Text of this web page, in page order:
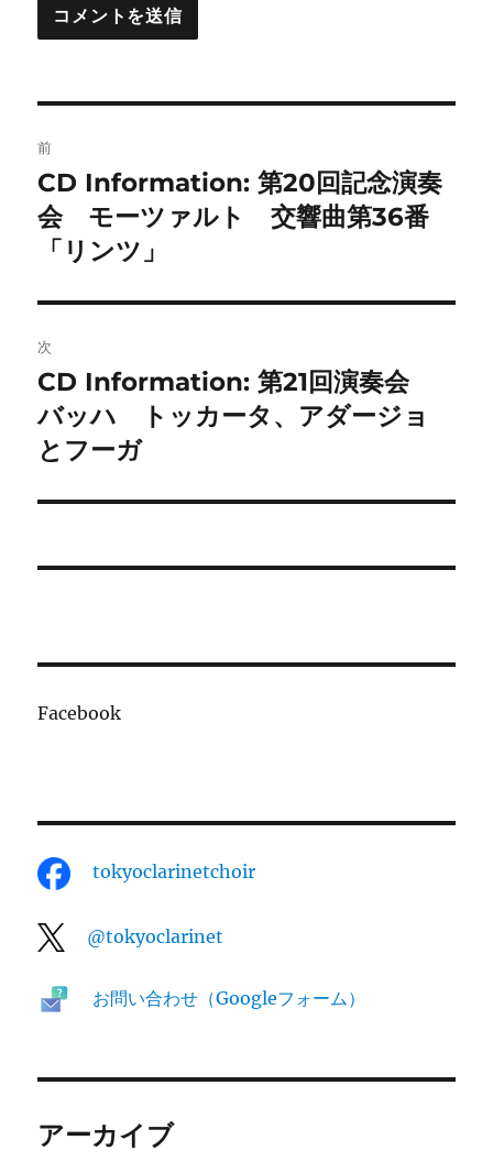
稿
ナ
ゲ
ー
シ
ョ
ン
前
前
の
投
CD Information: 第20回記念演奏
会 モーツァルト 交響曲第36番
「リンツ」
次
次
の
投
CD Information: 第21回演奏会
バッハ トッカータ、アダージョ
とフーガ
Facebook
tokyoclarinetchoir
@tokyoclarinet
お問い合わせ（Googleフォーム）
アーカイブ